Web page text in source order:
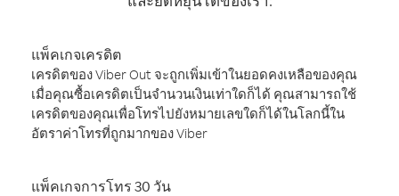
แพ็คเกจเครดิต
เครดิตของ Viber Out จะถูกเพิ่มเข้าในยอดคงเหลือของคุณ
เมื่อคุณซื้อเครดิตเป็นจำนวนเงินเท่าใดก็ได้ คุณสามารถใช้
เครดิตของคุณเพื่อโทรไปยังหมายเลขใดก็ได้ในโลกนี้ใน
อัตราค่าโทรที่ถูกมากของ Viber
แพ็คเกจการโทร 30 วัน